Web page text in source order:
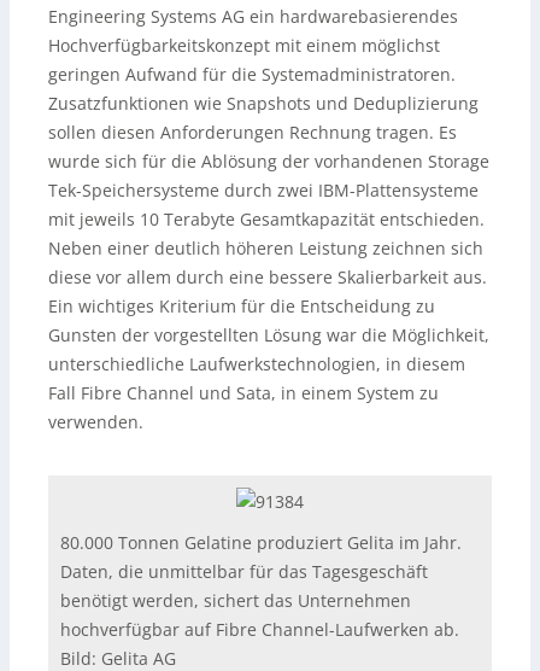
Engineering Systems AG ein hardwarebasierendes
Hochverfügbarkeitskonzept mit einem möglichst
geringen Aufwand für die Systemadministratoren.
Zusatzfunktionen wie Snapshots und Deduplizierung
sollen diesen Anforderungen Rechnung tragen. Es
wurde sich für die Ablösung der vorhandenen Storage
Tek-Speichersysteme durch zwei IBM-Plattensysteme
mit jeweils 10 Terabyte Gesamtkapazität entschieden.
Neben einer deutlich höheren Leistung zeichnen sich
diese vor allem durch eine bessere Skalierbarkeit aus.
Ein wichtiges Kriterium für die Entscheidung zu
Gunsten der vorgestellten Lösung war die Möglichkeit,
unterschiedliche Laufwerkstechnologien, in diesem
Fall Fibre Channel und Sata, in einem System zu
verwenden.
80.000 Tonnen Gelatine produziert Gelita im Jahr.
Daten, die unmittelbar für das Tagesgeschäft
benötigt werden, sichert das Unternehmen
hochverfügbar auf Fibre Channel-Laufwerken ab.
Bild: Gelita AG